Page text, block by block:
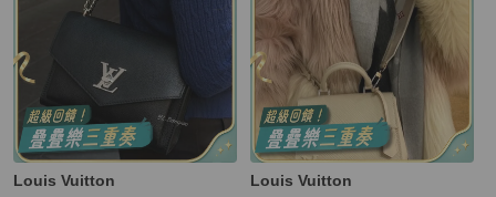
Louis Vuitton Louis Vuitton